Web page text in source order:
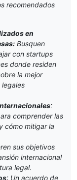
recomendados
en
Busquen
con startups
donde residen
la mejor
:
comprender las
cómo mitigar la
sus objetivos
internacional
legal.
: Un acuerdo de